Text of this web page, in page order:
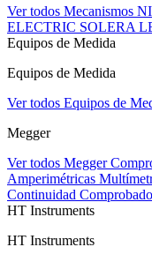
Ver todos Mecanismos
ELECTRIC SOLERA
Equipos de Medida
Equipos de Medida
Ver todos Equipos de
Megger
Ver todos Megger
Amperimétricas
Continuidad
HT Instruments
HT Instruments